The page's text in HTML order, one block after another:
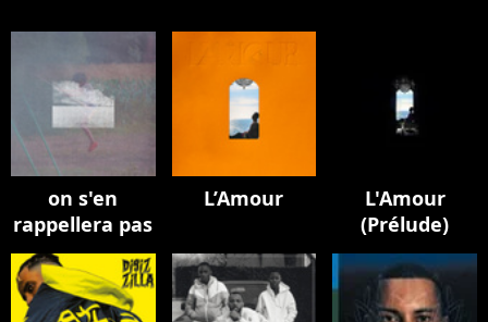
on s'en
rappellera pas
L’Amour
L'Amour
(Prélude)